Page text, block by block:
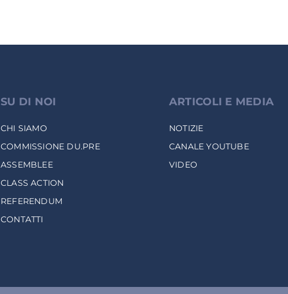
SU DI NOI
CHI SIAMO
COMMISSIONE DU.PRE
ASSEMBLEE
CLASS ACTION
REFERENDUM
CONTATTI
ARTICOLI E MEDIA
NOTIZIE
CANALE YOUTUBE
VIDEO